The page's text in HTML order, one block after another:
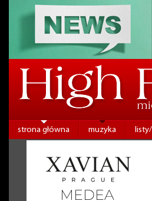
strona główna muzyka